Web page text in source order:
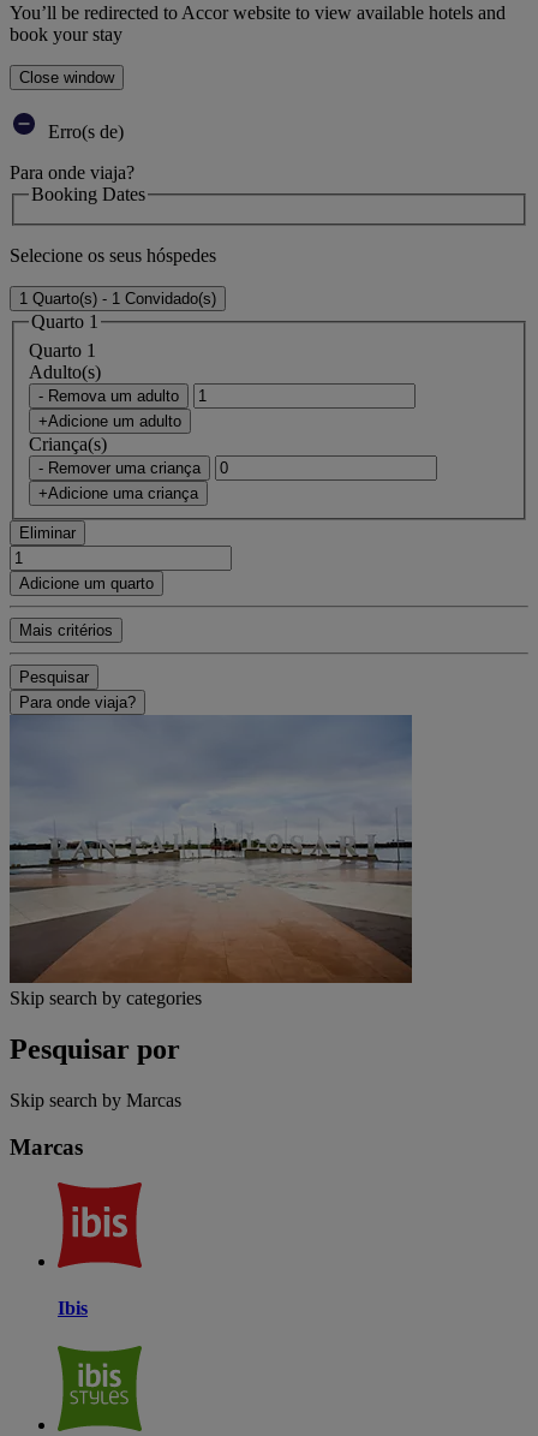
You’ll be redirected to Accor website to view available hotels and
book your stay
Close window
Erro(s de)
Para onde viaja?
Booking Dates
Selecione os seus hóspedes
1 Quarto(s) - 1 Convidado(s)
Quarto 1
Quarto 1
Adulto(s)
- Remova um adulto
+Adicione um adulto
Criança(s)
- Remover uma criança
+Adicione uma criança
Eliminar
Adicione um quarto
Mais critérios
Pesquisar
Para onde viaja?
Skip search by categories
Pesquisar por
Skip search by Marcas
Marcas
Ibis